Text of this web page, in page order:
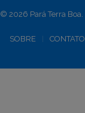
© 2026 Pará Terra Boa.
SOBRE CONTATO